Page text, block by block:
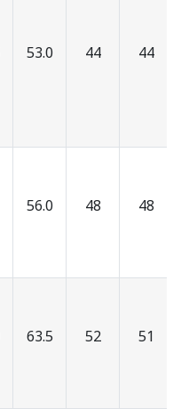
53.0 44 44
56.0 48 48
63.5 52 51